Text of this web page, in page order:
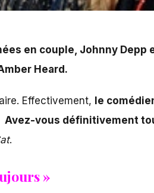
en couple, Johnny Depp
Heard.
Effectivement, le
Avez-vous définitivement
.
»